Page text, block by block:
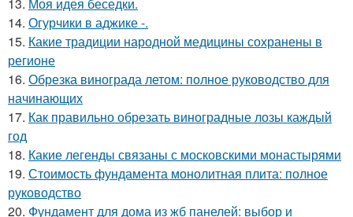
14. Огурчики в аджике -.
15. Какие традиции народной медицины сохранены в
регионе
16. Обрезка винограда летом: полное руководство для
начинающих
17. Как правильно обрезать виноградные лозы каждый
год
18. Какие легенды связаны с московскими монастырями
19. Стоимость фундамента монолитная плита: полное
руководство
20. Фундамент для дома из жб панелей: выбор и